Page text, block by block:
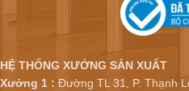
HỆ THỐNG XƯỞNG SẢN XUẤT
Xưởng 1 : Đường TL 31, P. Thạnh